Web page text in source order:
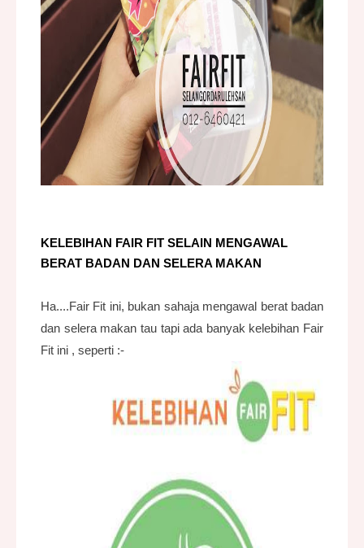
KELEBIHAN FAIR FIT SELAIN MENGAWAL
BERAT BADAN DAN SELERA MAKAN
Ha....Fair Fit ini, bukan sahaja mengawal berat badan
dan selera makan tau tapi ada banyak kelebihan Fair
Fit ini , seperti :-